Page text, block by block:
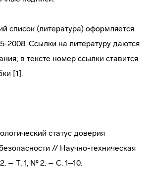
список (литература) оформляется
2008. Ссылки на литературу даются
в тексте номер ссылки ставится
[1].
статус доверия
// Научно-техническая
– Т. 1, № 2. – С. 1–10.